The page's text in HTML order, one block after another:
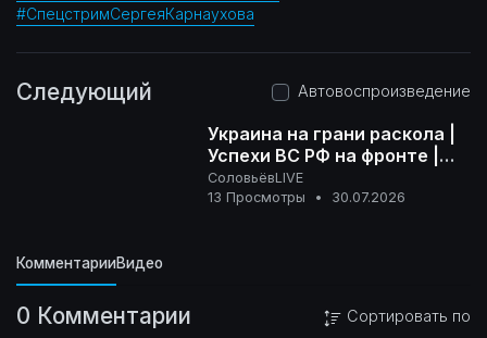
#СпецстримСергеяКарнаухова
Следующий Автовоспроизведение
Украина на грани раскола |
Успехи ВС РФ на фронте |
Ненависть Запада | Полный
контакт | 30 июля 2026
СоловьёвLIVE
13 Просмотры
• 30.07.2026
КомментарииВидео
0 Комментарии Сортировать по